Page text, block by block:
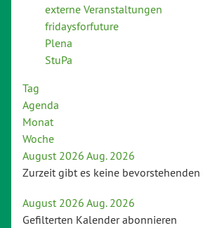
externe Veranstaltungen
fridaysforfuture
Plena
StuPa
Tag
Agenda
Monat
Woche
August 2026 Aug. 2026
Zurzeit gibt es keine
August 2026 Aug. 2026
Gefilterten Kalender abonnieren